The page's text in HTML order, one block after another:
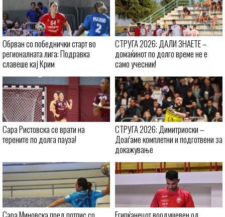
Обрван со победнички старт во
регионалната лига: Подравка
славеше кај Крим
СТРУГА 2026: ДАЛИ ЗНАЕТЕ –
домаќинот по долго време не е
само учесник!
Сара Ристовска се врати на
терените по долга пауза!
СТРУГА 2026: Димитриоски –
Доаѓаме комплетни и подготвени за
докажување